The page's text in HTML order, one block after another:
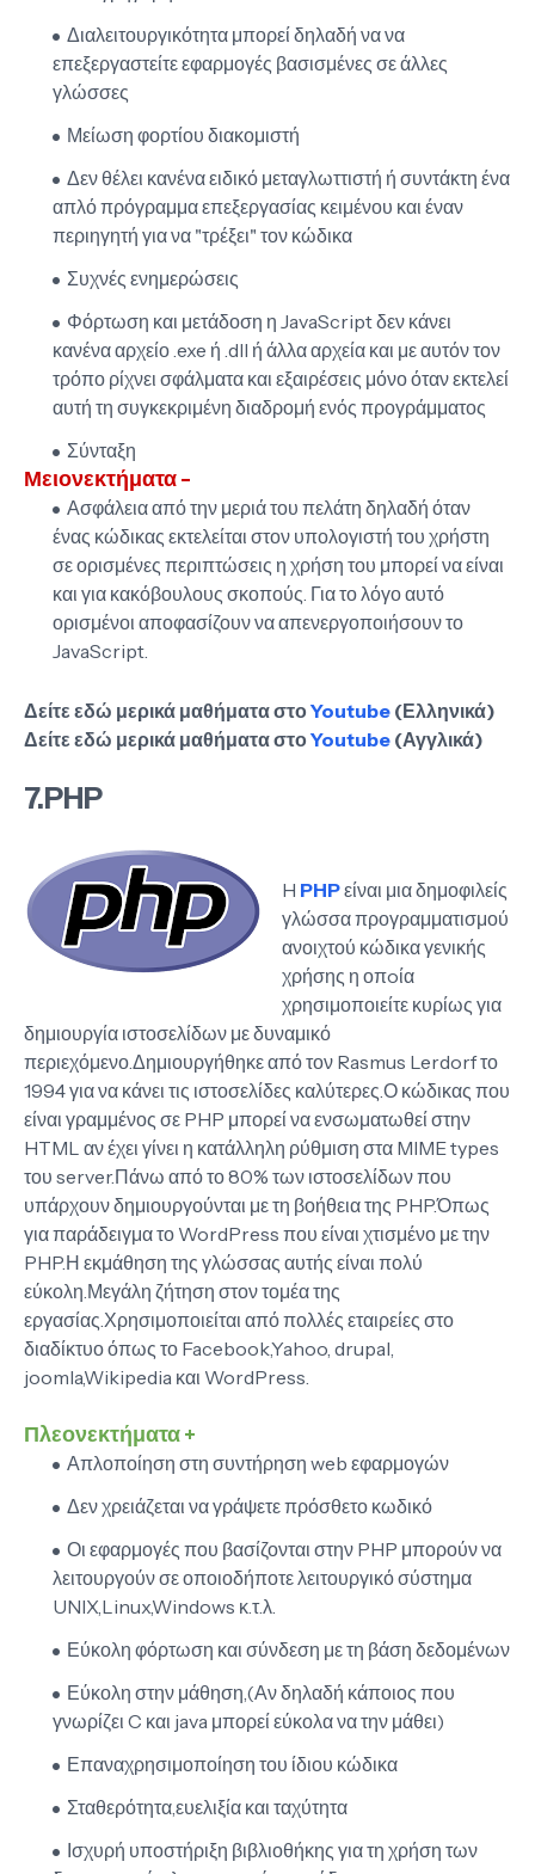
Διαλειτουργικότητα μπορεί δηλαδή να να
επεξεργαστείτε εφαρμογές βασισμένες σε άλλες
γλώσσες
Μείωση φορτίου διακομιστή
Δεν θέλει κανένα ειδικό μεταγλωττιστή ή συντάκτη ένα
απλό πρόγραμμα επεξεργασίας κειμένου και έναν
περιηγητή για να "τρέξει" τον κώδικα
Συχνές ενημερώσεις
Φόρτωση και μετάδοση η JavaScript δεν κάνει
κανένα αρχείο .exe ή .dll ή άλλα αρχεία και με αυτόν τον
τρόπο ρίχνει σφάλματα και εξαιρέσεις μόνο όταν εκτελεί
αυτή τη συγκεκριμένη διαδρομή ενός προγράμματος
Σύνταξη
Μειονεκτήματα -
Ασφάλεια από την μεριά του πελάτη δηλαδή όταν
ένας κώδικας εκτελείται στον υπολογιστή του χρήστη
σε ορισμένες περιπτώσεις η χρήση του μπορεί να είναι
και για κακόβουλους σκοπούς. Για το λόγο αυτό
ορισμένοι αποφασίζουν να απενεργοποιήσουν το
JavaScript.
Δείτε εδώ μερικά μαθήματα στοYoutube (Ελληνικά)
Δείτε εδώ μερικά μαθήματα στοYoutube (Αγγλικά)
7.PHP
H PHPείναι μια δημοφιλείς
γλώσσα προγραμματισμού
ανοιχτού κώδικα γενικής
χρήσης η οπoία
χρησιμοποιείτε κυρίως για
δημιουργία ιστοσελίδων με δυναμικό
περιεχόμενο.Δημιουργήθηκε από τον Rasmus Lerdorf το
1994 για να κάνει τις ιστοσελίδες καλύτερες.Ο κώδικας που
είναι γραμμένος σε PHP μπορεί να ενσωματωθεί στην
HTML αν έχει γίνει η κατάλληλη ρύθμιση στα MIME types
του server.Πάνω από το 80% των ιστοσελίδων που
υπάρχουν δημιουργούνται με τη βοήθεια της PHP.Όπως
για παράδειγμα το WordPress που είναι χτισμένο με την
PHP.Η εκμάθηση της γλώσσας αυτής είναι πολύ
εύκολη.Μεγάλη ζήτηση στον τομέα της
εργασίας.Χρησιμοποιείται από πολλές εταιρείες στο
διαδίκτυο όπως το Facebook,Yahoo, drupal,
joomla,Wikipedia και WordPress.
Πλεονεκτήματα +
Απλοποίηση στη συντήρηση web εφαρμογών
Δεν χρειάζεται να γράψετε πρόσθετο κωδικό
Οι εφαρμογές που βασίζονται στην PHP μπορούν να
λειτουργούν σε οποιοδήποτε λειτουργικό σύστημα
UNIX,Linux,Windows κ.τ.λ.
Εύκολη φόρτωση και σύνδεση με τη βάση δεδομένων
Εύκολη στην μάθηση,(Αν δηλαδή κάποιος που
γνωρίζει C και java μπορεί εύκολα να την μάθει)
Επαναχρησιμοποίηση του ίδιου κώδικα
Σταθερότητα,ευελιξία και ταχύτητα
Ισχυρή υποστήριξη βιβλιοθήκης για τη χρήση των